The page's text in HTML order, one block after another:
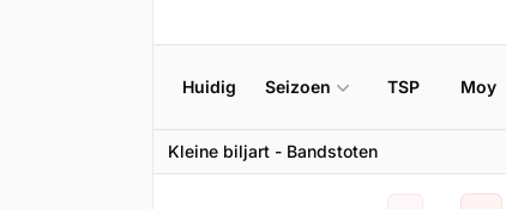
Huidig Seizoen TSP Moy
Kleine biljart - Bandstoten